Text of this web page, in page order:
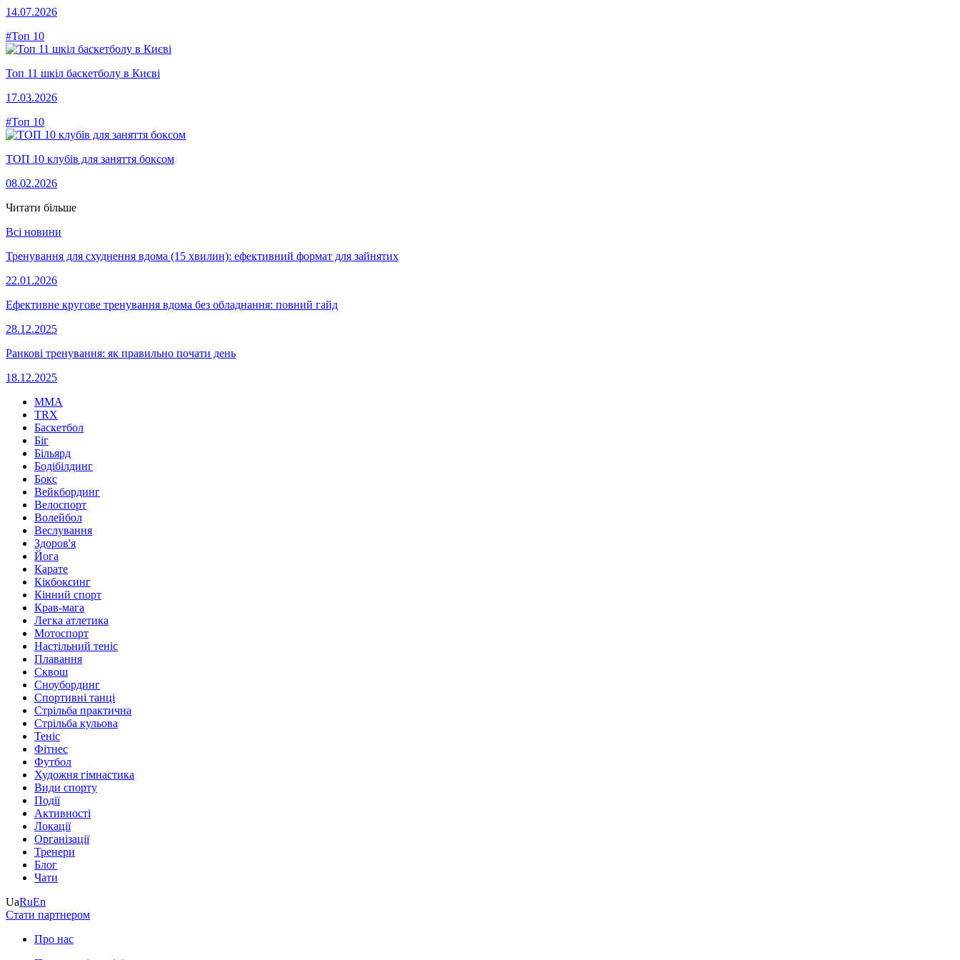
14.07.2026
#Топ 10
Топ 11 шкіл баскетболу в Києві
17.03.2026
#Топ 10
ТОП 10 клубів для заняття боксом
08.02.2026
Читати більше
Всі новини
Тренування для схуднення вдома (15 хвилин): ефективний формат для зайнятих
22.01.2026
Ефективне кругове тренування вдома без обладнання: повний гайд
28.12.2025
Ранкові тренування: як правильно почати день
18.12.2025
MMA
TRX
Баскетбол
Біг
Більярд
Бодібілдинг
Бокс
Вейкбординг
Велоспорт
Волейбол
Веслування
Здоров'я
Йога
Карате
Кікбоксинг
Кінний спорт
Крав-мага
Легка атлетика
Мотоспорт
Настільний теніс
Плавання
Сквош
Сноубординг
Спортивні танці
Стрільба практична
Стрільба кульова
Теніс
Фітнес
Футбол
Художня гімнастика
Види спорту
Події
Активності
Локації
Організації
Тренери
Блог
Чати
UaRuEn
Стати партнером
Про нас